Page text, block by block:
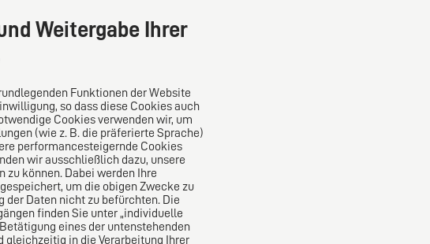
Das europäische Kanzlei-Netzwerk
Weitergabe Ihrer
Funktionen der Website
so dass diese Cookies auch
Cookies verwenden wir, um
(wie z. B. die präferierte Sprache)
performancesteigernde Cookies
wir ausschließlich dazu, unsere
können. Dabei werden Ihre
um die obigen Zwecke zu
der Daten nicht zu befürchten. Die
finden Sie unter „individuelle
eines der untenstehenden
gleichzeitig in die Verarbeitung Ihrer